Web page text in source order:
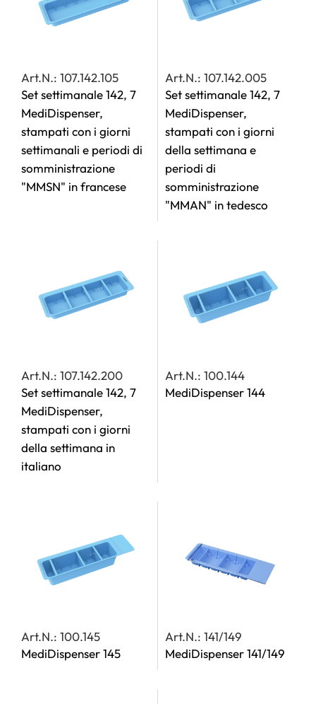
Art.N.: 107.142.105
Set settimanale 142, 7
MediDispenser,
stampati con i giorni
settimanali e periodi di
somministrazione
"MMSN" in francese
Art.N.: 107.142.005
Set settimanale 142, 7
MediDispenser,
stampati con i giorni
della settimana e
periodi di
somministrazione
"MMAN" in tedesco
Art.N.: 107.142.200
Set settimanale 142, 7
MediDispenser,
stampati con i giorni
della settimana in
italiano
Art.N.: 100.144
MediDispenser 144
Art.N.: 100.145
MediDispenser 145
Art.N.: 141/149
MediDispenser 141/149